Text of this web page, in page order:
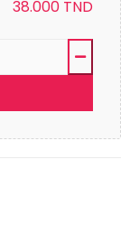
38.000 TND